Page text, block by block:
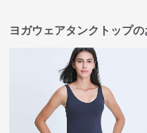
ヨガウェアタンクトップ